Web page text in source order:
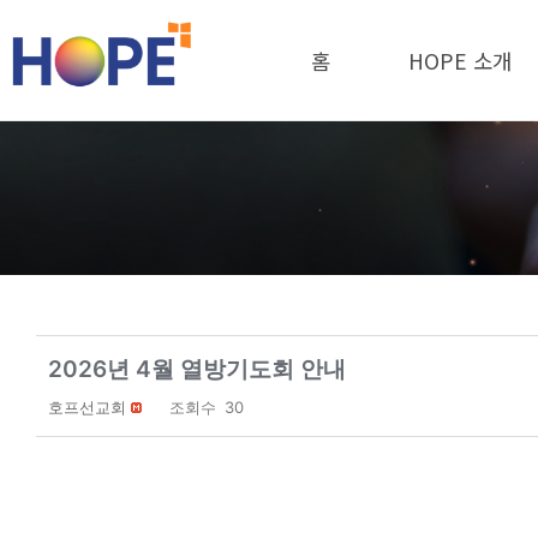
홈 HOPE 소개
2026년 4월 열방기도회 안내
호프선교회 조회수 30